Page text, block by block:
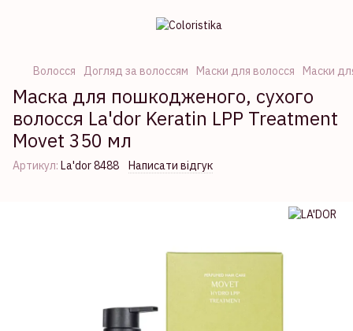
Волосся Догляд за волоссям Маски для волосся Маски
Маска для пошкодженого, сухого
волосся La'dor Keratin LPP Treatment
Movet 350 мл
Артикул: La'dor 8488 Написати відгук